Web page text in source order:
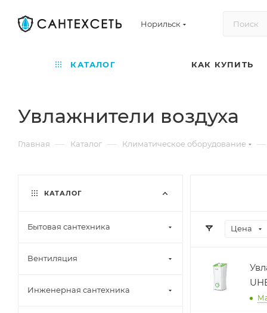
Норильск
КАТАЛОГ КАК КУПИТЬ
Увлажнители воздуха
Главная — Каталог — Климатическое оборудование —
Цена
КАТАЛОГ
Бытовая сантехника
Вентиляция
Инженерная сантехника